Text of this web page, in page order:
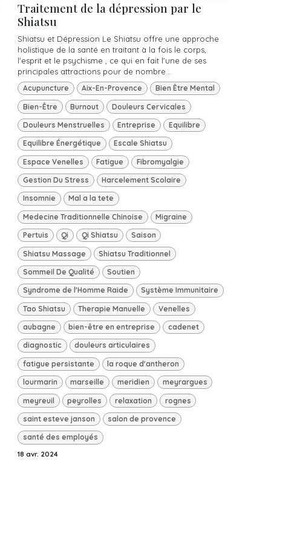
Traitement de la dépression par le
Shiatsu
Shiatsu et Dépression Le Shiatsu offre une approche
holistique de la santé en traitant à la fois le corps,
l'esprit et le psychisme , ce qui en fait l'une de ses
principales attractions pour de nombre...
Acupuncture Aix-En-Provence Bien Être Mental
Bien-Être Burnout Douleurs Cervicales
Douleurs Menstruelles Entreprise Equilibre
Equilibre Énergétique Escale Shiatsu
Espace Venelles Fatigue Fibromyalgie
Gestion Du Stress Harcelement Scolaire
Insomnie Mal a la tete
Medecine Traditionnelle Chinoise Migraine
Pertuis Qi Qi Shiatsu Saison
Shiatsu Massage Shiatsu Traditionnel
Sommeil De Qualité Soutien
Syndrome de l'Homme Raide Système Immunitaire
Tao Shiatsu Therapie Manuelle Venelles
aubagne bien-être en entreprise cadenet
diagnostic douleurs articulaires
fatigue persistante la roque d'antheron
lourmarin marseille meridien meyrargues
meyreuil peyrolles relaxation rognes
saint esteve janson salon de provence
santé des employés
18 avr. 2024